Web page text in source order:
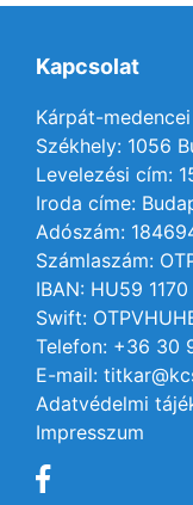
Kapcsolat
Kárpát-
Székhely: 1056
Levelezési cím:
Iroda címe:
Adószám:
Számlaszám:
IBAN: HU59
Swift:
Telefon: +36 30
E-mail:
Adatvédelmi
Impresszum